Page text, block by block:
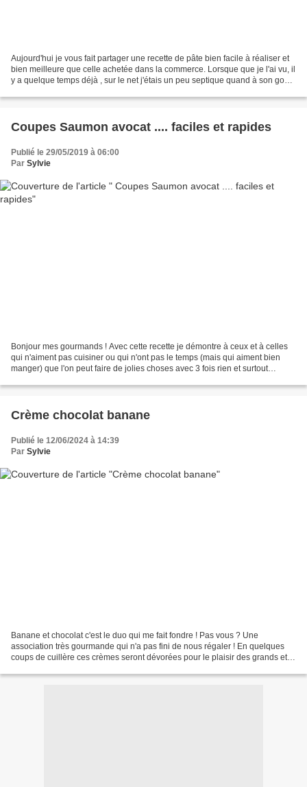
Aujourd'hui je vous fait partager une recette de pâte bien facile à réaliser et
bien meilleure que celle achetée dans la commerce. Lorsque que je l'ai vu, il
y a quelque temps déjà , sur le net j'étais un peu septique quand à son goût
Coupes Saumon avocat .... faciles et rapides
Publié le 29/05/2019 à 06:00
Par Sylvie
Bonjour mes gourmands ! Avec cette recette je démontre à ceux et à celles
qui n'aiment pas cuisiner ou qui n'ont pas le temps (mais qui aiment bien
manger) que l'on peut faire de jolies choses avec 3 fois rien et surtout
Crème chocolat banane
Publié le 12/06/2024 à 14:39
Par Sylvie
Banane et chocolat c'est le duo qui me fait fondre ! Pas vous ? Une
association très gourmande qui n'a pas fini de nous régaler ! En quelques
coups de cuillère ces crèmes seront dévorées pour le plaisir des grands et